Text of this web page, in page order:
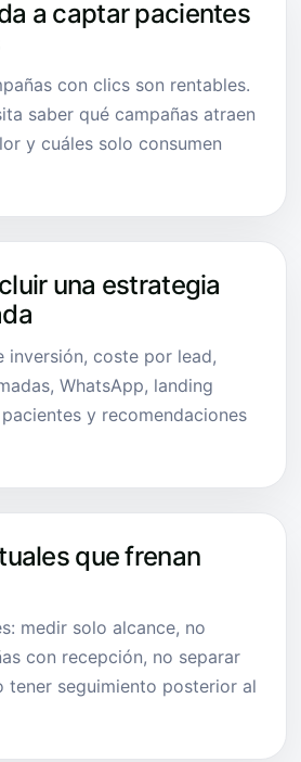
a captar pacientes
con clics son rentables.
saber qué campañas atraen
y cuáles solo consumen
una estrategia
inversión, coste por lead,
WhatsApp, landing
y recomendaciones
que frenan
medir solo alcance, no
con recepción, no separar
tener seguimiento posterior al